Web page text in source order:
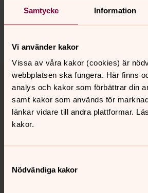
Samtycke Information
Vi använder kakor
Vissa av våra kakor (cookies) är
webbplatsen ska fungera. Här finns
analys och kakor som förbättrar din
samt kakor som används för
länkar vidare till andra plattformar.
kakor.
Nödvändiga kakor
Tillbaka till toppen
Tillbaka till innehållet
Kontakt